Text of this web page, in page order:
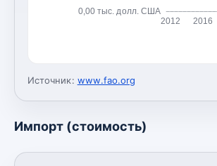
0,00 тыс. долл. США
2012 2016
Источник: www.fao.org
Импорт (стоимость)